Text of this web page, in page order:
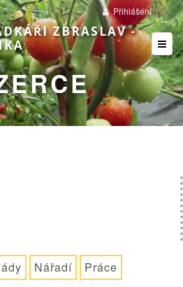
ZBRASLAV -
Přihlášení
Nářadí
Práce